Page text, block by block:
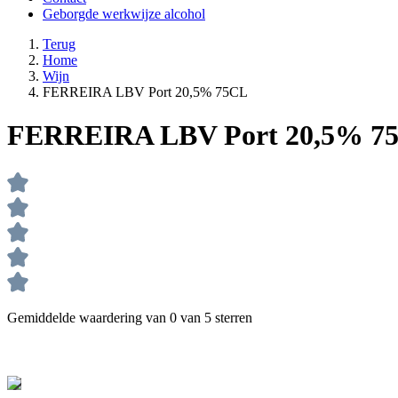
Geborgde werkwijze alcohol
Terug
Home
Wijn
FERREIRA LBV Port 20,5% 75CL
FERREIRA LBV Port 20,5%
Gemiddelde waardering van 0 van 5 sterren